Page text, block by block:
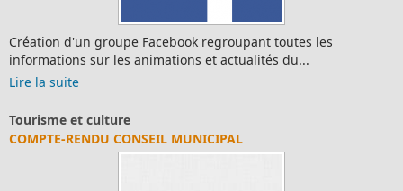
Création d'un groupe Facebook regroupant toutes les
informations sur les animations et actualités du...
Lire la suite
Tourisme et culture
COMPTE-RENDU CONSEIL MUNICIPAL